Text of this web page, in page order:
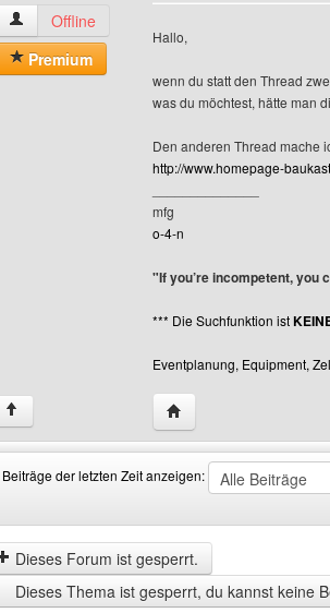
o-4-n Benutzer-Profile anzeigen
Offline
Premium
Hallo,
wenn du statt den Thread
was du möchtest, hätte man
Den anderen Thread mache
http://www.homepage-
mfg
o-4-n
"If you’re incompetent, you
*** Die Suchfunktion ist
Eventplanung, Equipment,
↑ Website dieses
Beiträge der letzten Zeit anzeigen:
der
letzten
Zeit
anzeigen
by
Dieses Forum ist gesperrt.
Dieses Thema ist gesperrt, du kannst keine